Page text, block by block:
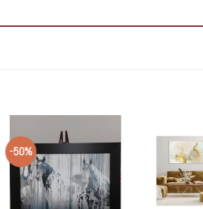
-50%
Add to
wishlist